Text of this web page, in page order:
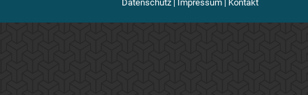
Datenschutz | Impressum | Kontakt